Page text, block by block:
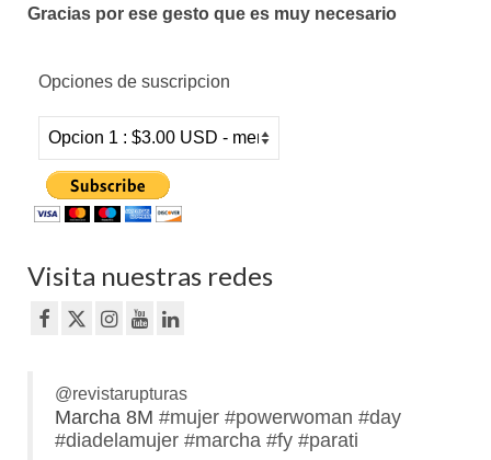
Gracias por ese gesto que es muy necesario
Opciones de suscripcion
Visita nuestras redes
@revistarupturas
Marcha 8M #mujer #powerwoman #day
#diadelamujer #marcha #fy #parati